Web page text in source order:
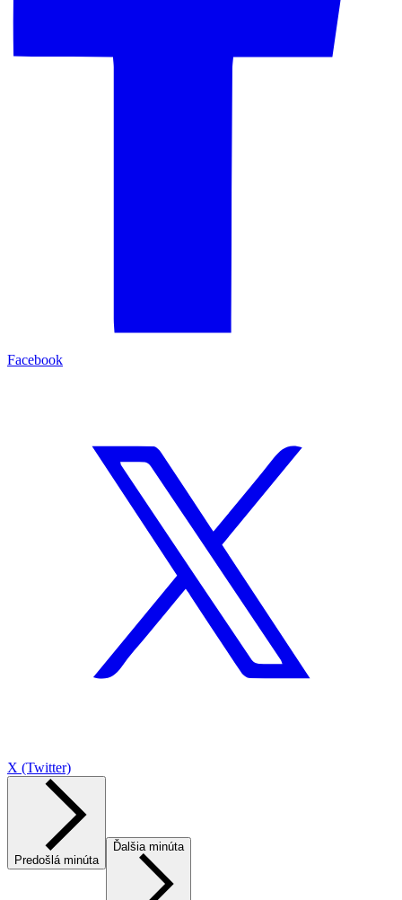
Facebook
X (Twitter)
Predošlá minúta
Ďalšia minúta